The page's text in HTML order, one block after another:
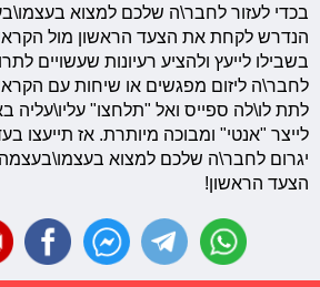
בכדי לעזור לחבר\ה שלכם למצוא
הנדרש לקחת את הצעד הראשון מול
בשבילו לייעץ ולהציע רעיונות שעשויים
לחבר\ה ליזום מפגשים או שיחות עם
לתת לו\לה ספייס ואל "תלחצו" עליו\עליה
לייצר "אנטי" ומבוכה מיותרת. אז תייעצו
יגרום לחבר\ה שלכם למצוא
הצעד הראשון!